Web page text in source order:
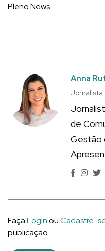
Pleno News
Anna
Jornalista
de
Gestão
FaçaLoginouCadastre-
publicação.